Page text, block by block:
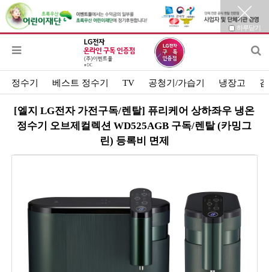
하루닫기
정수기 베스트 정수기 TV 공청기/가습기 냉장고
[엘지 LG전자 가전구독/렌탈] 퓨리케어 상하좌우 냉온
정수기 오브제컬렉션 WD525AGB 구독/렌탈 (카밍그
린) 등록비 면제